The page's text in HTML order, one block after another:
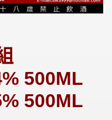
500ML
500ML